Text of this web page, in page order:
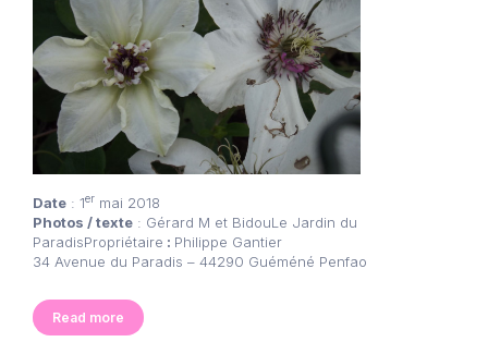
Date : 1er mai 2018
Photos / texte : Gérard M et BidouLe Jardin du
ParadisPropriétaire : Philippe Gantier
34 Avenue du Paradis – 44290 Guéméné Penfao
Read more